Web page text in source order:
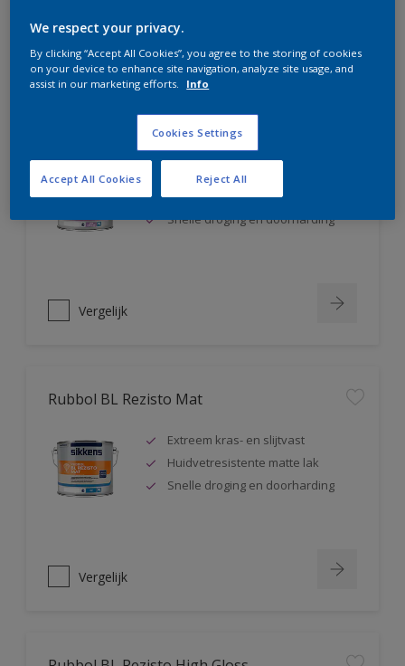
Rubbol BL Rezisto Satin
Extreem kras- en slijtvast
Huidvetresistente zijdeglanslak
Snelle droging en doorharding
Vergelijk
Rubbol BL Rezisto Mat
Extreem kras- en slijtvast
Huidvetresistente matte lak
Snelle droging en doorharding
Vergelijk
We respect your privacy.
By clicking “Accept All Cookies”, you agree to the storing of cookies
on your device to enhance site navigation, analyze site usage, and
assist in our marketing efforts.
Info
Cookies Settings
Reject All
Accept All Cookies